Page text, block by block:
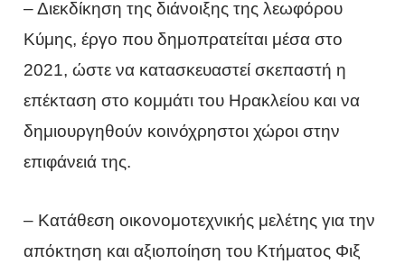
– Διεκδίκηση της διάνοιξης της λεωφόρου
Κύμης, έργο που δημοπρατείται μέσα στο
2021, ώστε να κατασκευαστεί σκεπαστή η
επέκταση στο κομμάτι του Ηρακλείου και να
δημιουργηθούν κοινόχρηστοι χώροι στην
επιφάνειά της.
– Κατάθεση οικονομοτεχνικής μελέτης για την
απόκτηση και αξιοποίηση του Κτήματος Φιξ